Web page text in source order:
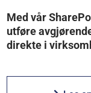
Med vår
utføre
direkte i